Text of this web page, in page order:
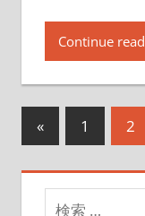
Continue
投
稿
«
の
記
事
1 2